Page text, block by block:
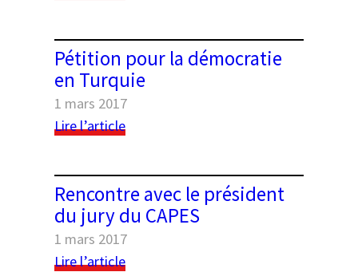
Black geometric seamless patterns set on a
white background
de
l’article
d’histoire
contemporaine
Pétition pour la démocratie
en Turquie
1 mars 2017
Lire l’article:
la
démocratie
en
Turquie
Rencontre avec le président
du jury du CAPES
1 mars 2017
Lire l’article: